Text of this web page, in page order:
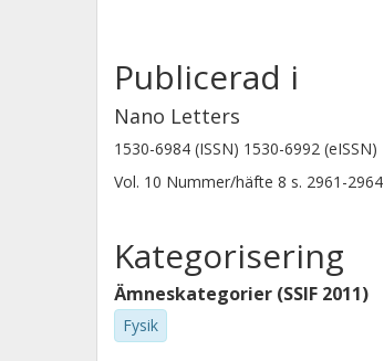
Publicerad i
Nano Letters
1530-6984 (ISSN) 1530-6992 (eISSN)
Vol. 10 Nummer/häfte 8 s. 2961-2964
Kategorisering
Ämneskategorier (SSIF 2011)
Fysik